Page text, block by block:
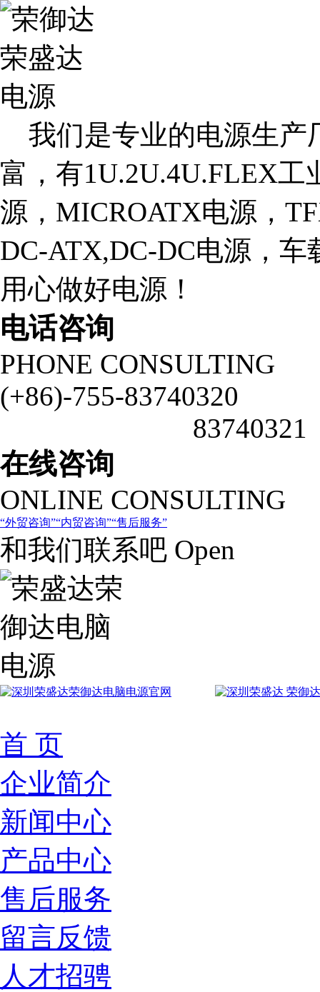
我们是专业的电源生产
富，有1U.2U.4U.FLEX工
源，MICROATX电源，
DC-ATX,DC-DC电源，
用心做好电源！
电话咨询
PHONE CONSULTING
(+86)-755-83740320
83740321
在线咨询
ONLINE CONSULTING
外贸咨询 内贸咨询 售后服务
和我们联系吧 Open
首 页
企业简介
新闻中心
产品中心
售后服务
留言反馈
人才招骋